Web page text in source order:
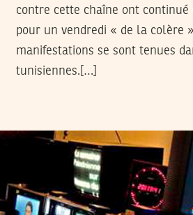
contre cette chaîne ont
pour un vendredi « de la colère
manifestations se sont tenues
tunisiennes.[…]